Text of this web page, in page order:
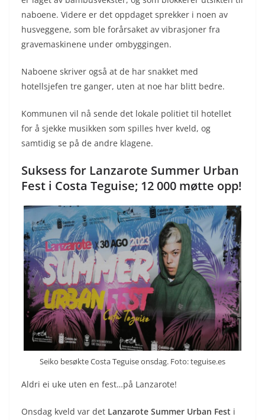
naboene. Videre er det oppdaget sprekker i noen av
husveggene, som ble forårsaket av vibrasjoner fra
gravemaskinene under ombyggingen.
Naboene skriver også at de har snakket med
hotellsjefen tre ganger, uten at noe har blitt bedre.
Kommunen vil nå sende det lokale politiet til hotellet
for å sjekke musikken som spilles hver kveld, og
samtidig se på de andre klagene.
Suksess for Lanzarote Summer Urban
Fest i Costa Teguise; 12 000 møtte opp!
Seiko besøkte Costa Teguise onsdag. Foto: teguise.es
Aldri ei uke uten en fest…på Lanzarote!
Onsdag kveld var det Lanzarote Summer Urban Fest i